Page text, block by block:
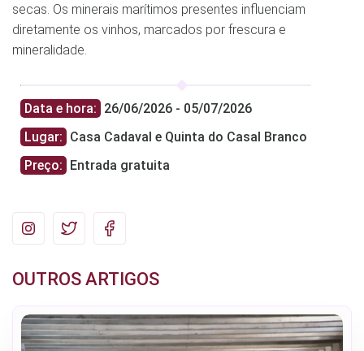
secas. Os minerais marítimos presentes influenciam
diretamente os vinhos, marcados por frescura e
mineralidade.
Data e hora: 26/06/2026 - 05/07/2026
Lugar: Casa Cadaval e Quinta do Casal Branco
Preço: Entrada gratuita
OUTROS ARTIGOS